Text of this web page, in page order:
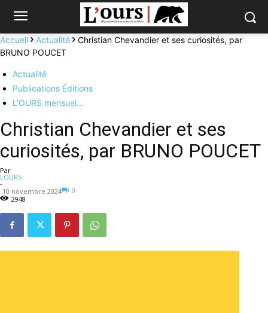
Accueil Actualité
Christian Chevandier et ses curiosités, par
BRUNO POUCET
Actualité
Publications Éditions
L'OURS mensuel…
Christian Chevandier et ses
curiosités, par BRUNO POUCET
Par
LOURS
-
10 novembre 2024
0
2948